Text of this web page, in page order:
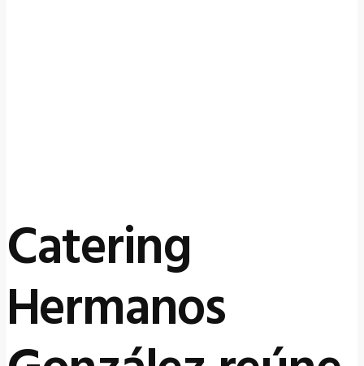
Catering
Hermanos